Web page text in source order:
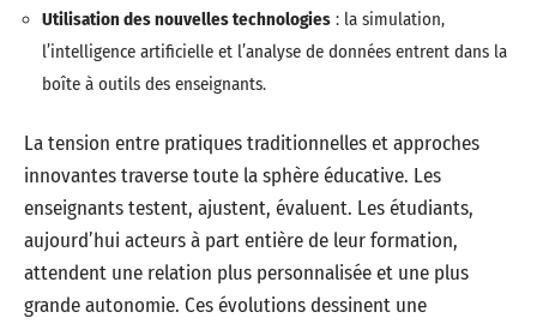
Utilisation des nouvelles technologies : la simulation,
l’intelligence artificielle et l’analyse de données entrent dans la
boîte à outils des enseignants.
La tension entre pratiques traditionnelles et approches
innovantes traverse toute la sphère éducative. Les
enseignants testent, ajustent, évaluent. Les étudiants,
aujourd’hui acteurs à part entière de leur formation,
attendent une relation plus personnalisée et une plus
grande autonomie. Ces évolutions dessinent une